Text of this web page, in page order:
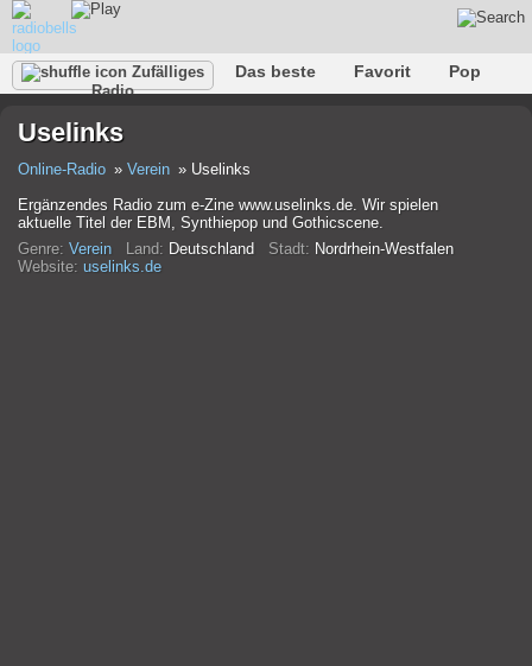
Zufälliges
Radio
Das beste Favorit
Pop
Rap
Trans
Uselinks
Online-Radio Verein
Uselinks
Ergänzendes Radio zum e-Zine www.uselinks.de. Wir spielen
aktuelle Titel der EBM, Synthiepop und Gothicscene.
Genre: Verein Land: Deutschland Stadt: Nordrhein-Westfalen
Website: uselinks.de